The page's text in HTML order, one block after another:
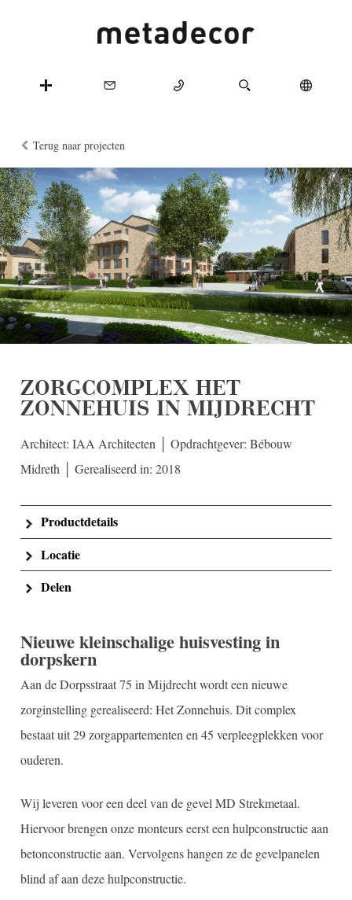
Terug naar projecten
ZORGCOMPLEX HET
ZONNEHUIS IN MIJDRECHT
Architect: IAA Architecten │ Opdrachtgever: Bébouw
Midreth │ Gerealiseerd in: 2018
Productdetails
Locatie
Delen
Nieuwe kleinschalige huisvesting in
dorpskern
Aan de Dorpsstraat 75 in Mijdrecht wordt een nieuwe
zorginstelling gerealiseerd: Het Zonnehuis. Dit complex
bestaat uit 29 zorgappartementen en 45 verpleegplekken voor
ouderen.
Wij leveren voor een deel van de gevel MD Strekmetaal.
Hiervoor brengen onze monteurs eerst een hulpconstructie aan
betonconstructie aan. Vervolgens hangen ze de gevelpanelen
blind af aan deze hulpconstructie.